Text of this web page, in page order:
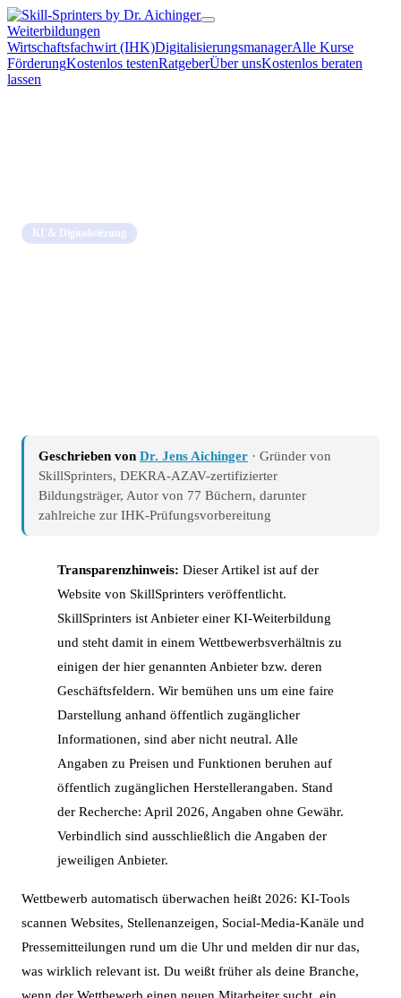
Weiterbildungen
Wirtschaftsfachwirt (IHK)DigitalisierungsmanagerAlle Kurse
FörderungKostenlos testenRatgeberÜber unsKostenlos beraten
lassen
KI & Digitalisierung
Geschrieben von Dr. Jens Aichinger · Gründer von
SkillSprinters, DEKRA-AZAV-zertifizierter
Bildungsträger, Autor von 77 Büchern, darunter
zahlreiche zur IHK-Prüfungsvorbereitung
Transparenzhinweis: Dieser Artikel ist auf der
Website von SkillSprinters veröffentlicht.
SkillSprinters ist Anbieter einer KI-Weiterbildung
und steht damit in einem Wettbewerbsverhältnis zu
einigen der hier genannten Anbieter bzw. deren
Geschäftsfeldern. Wir bemühen uns um eine faire
Darstellung anhand öffentlich zugänglicher
Informationen, sind aber nicht neutral. Alle
Angaben zu Preisen und Funktionen beruhen auf
öffentlich zugänglichen Herstellerangaben. Stand
der Recherche: April 2026, Angaben ohne Gewähr.
Verbindlich sind ausschließlich die Angaben der
jeweiligen Anbieter.
Wettbewerb automatisch überwachen heißt 2026: KI-Tools
scannen Websites, Stellenanzeigen, Social-Media-Kanäle und
Pressemitteilungen rund um die Uhr und melden dir nur das,
was wirklich relevant ist. Du weißt früher als deine Branche,
wenn der Wettbewerb einen neuen Mitarbeiter sucht, ein